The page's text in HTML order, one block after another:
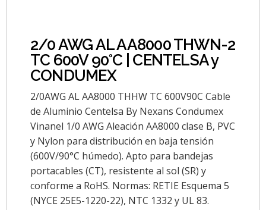
2/0 AWG AL AA8000 THWN-2
TC 600V 90°C | CENTELSA y
CONDUMEX
2/0AWG AL AA8000 THHW TC 600V90C Cable
de Aluminio Centelsa By Nexans Condumex
Vinanel 1/0 AWG Aleación AA8000 clase B, PVC
y Nylon para distribución en baja tensión
(600V/90°C húmedo). Apto para bandejas
portacables (CT), resistente al sol (SR) y
conforme a RoHS. Normas: RETIE Esquema 5
(NYCE 25E5-1220-22), NTC 1332 y UL 83.